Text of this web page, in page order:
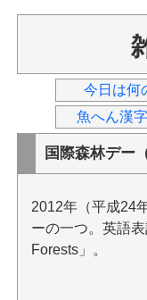
今日は何
魚へん漢
国際森林デー
2012年（平成24
ーの一つ。英語
Forests」。